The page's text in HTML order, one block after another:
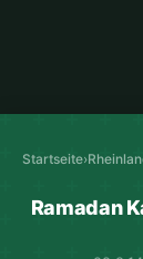
Startseite›
Ramadan